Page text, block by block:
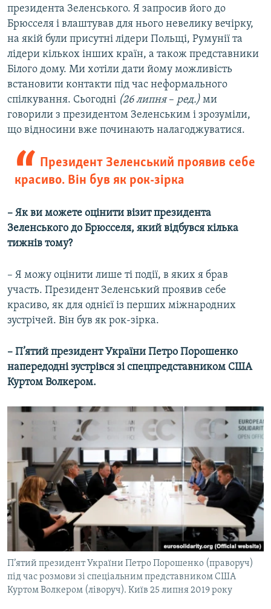
президента Зеленського. Я запросив його до
Брюсселя і влаштував для нього невелику вечірку,
на якій були присутні лідери Польщі, Румунії та
лідери кількох інших країн, а також представники
Білого дому. Ми хотіли дати йому можливість
встановити контакти під час неформального
спілкування. Сьогодні (26 липня– ред.) ми
говорили з президентом Зеленським і зрозуміли,
що відносини вже починають налагоджуватися.
Президент Зеленський проявив себе
красиво. Він був як рок-зірка
– Як ви можете оцінити візит президента
Зеленського до Брюсселя, який відбувся кілька
тижнів тому?
– Я можу оцінити лише ті події, в яких я брав
участь. Президент Зеленський проявив себе
красиво, як для однієї із перших міжнародних
зустрічей. Він був як рок-зірка.
– П’ятий президент України Петро Порошенко
напередодні зустрівся зі спецпредставником США
Куртом Волкером.
П’ятий президент України Петро Порошенко (праворуч)
під час розмови зі спеціальним представником США
Куртом Волкером (ліворуч). Київ 25 липня 2019 року